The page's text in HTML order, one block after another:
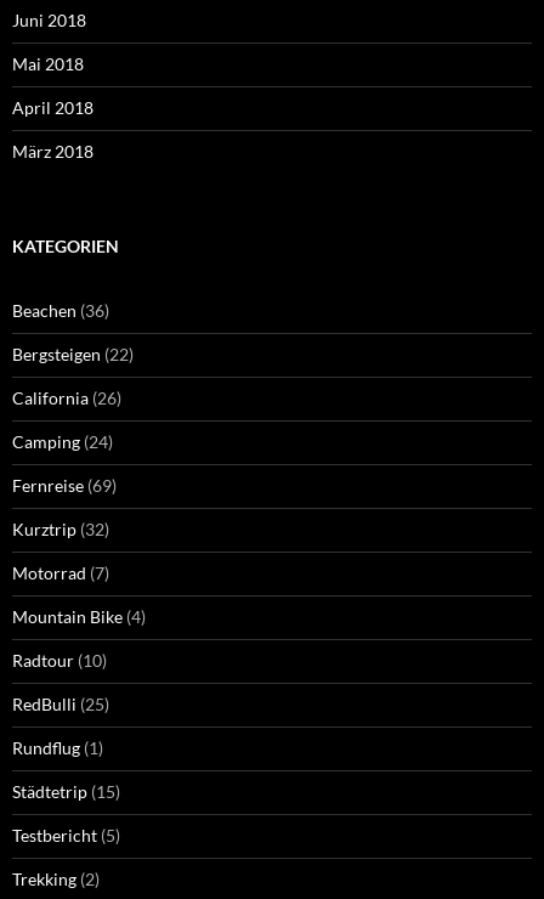
Juni 2018
Mai 2018
April 2018
März 2018
KATEGORIEN
Beachen (36)
Bergsteigen (22)
California (26)
Camping (24)
Fernreise (69)
Kurztrip (32)
Motorrad (7)
Mountain Bike (4)
Radtour (10)
RedBulli (25)
Rundflug (1)
Städtetrip (15)
Testbericht (5)
Trekking (2)